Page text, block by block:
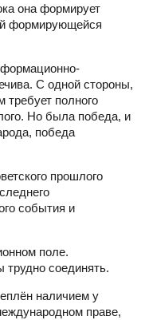
она формирует
формирующейся
С одной стороны,
требует полного
Но была победа, и
победа
прошлого
события и
поле.
трудно соединять.
наличием у
праве,